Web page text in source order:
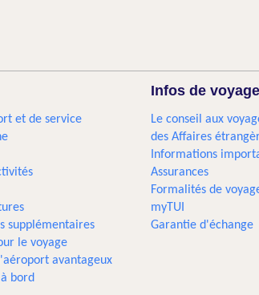
et de service
supplémentaires
le voyage
avantageux
bord
Infos de
Le conseil aux
des Affaires
Informations
Assurances
Formalités de
myTUI
Garantie d'échange